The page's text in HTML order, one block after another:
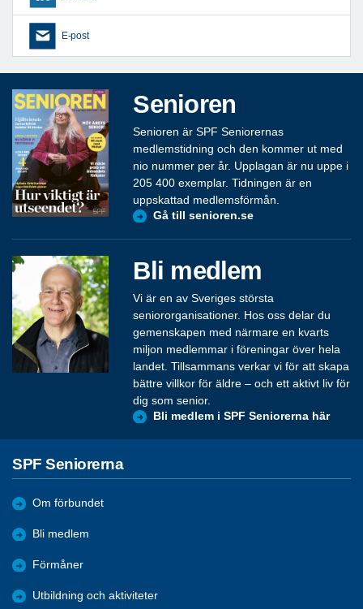
E-post
Senioren
Senioren är SPF Seniorernas
medlemstidning och den kommer ut med
nio nummer per år. Upplagan är nu uppe i
205 400 exemplar. Tidningen är en
uppskattad medlemsförmån.
Gå till senioren.se
Bli medlem
Vi är en av Sveriges största
seniororganisationer. Hos oss delar du
gemenskapen med närmare en kvarts
miljon medlemmar i föreningar över hela
landet. Tillsammans verkar vi för att skapa
bättre villkor för äldre – och ett aktivt liv för
dig som senior.
Bli medlem i SPF Seniorerna här
SPF Seniorerna
Om förbundet
Bli medlem
Förmåner
Utbildning och aktiviteter